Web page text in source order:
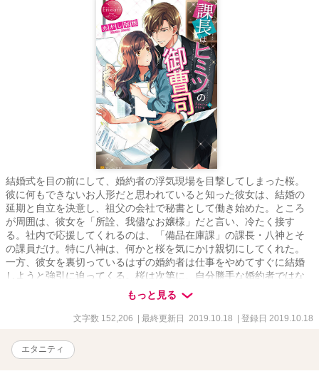
結婚式を目の前にして、婚約者の浮気現場を目撃してしまった桜。
彼に何もできないお人形だと思われていると知った彼女は、結婚の
延期と自立を決意し、祖父の会社で秘書として働き始めた。ところ
が周囲は、彼女を「所詮、我儘なお嬢様」だと言い、冷たく接す
る。社内で応援してくれるのは、「備品在庫課」の課長・八神とそ
の課員だけ。特に八神は、何かと桜を気にかけ親切にしてくれた。
一方、彼女を裏切っているはずの婚約者は仕事をやめてすぐに結婚
しようと強引に迫ってくる。桜は次第に、自分勝手な婚約者ではな
く優しい八神に惹かれていき――!?
もっと見る
文字数 152,206 | 最終更新日 2019.10.18 | 登録日 2019.10.18
エタニティ